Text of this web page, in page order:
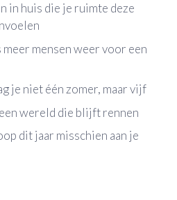
in huis die je ruimte deze
mensen weer voor een
je niet één zomer, maar vijf
wereld die blijft rennen
dit jaar misschien aan je